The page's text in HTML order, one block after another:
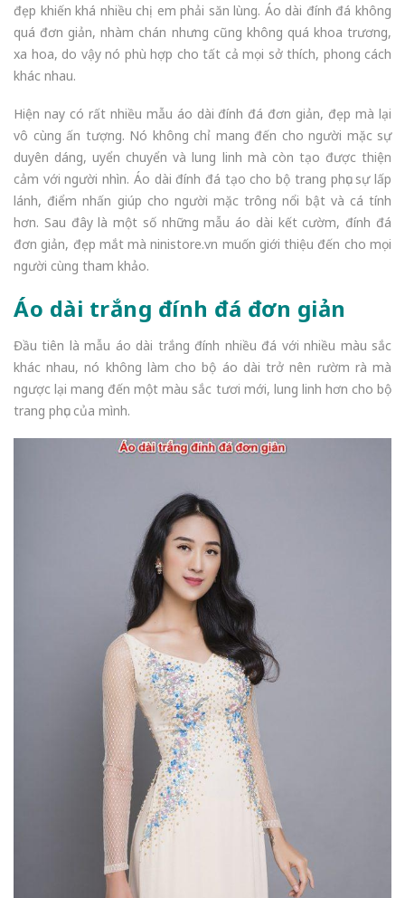
đẹp khiến khá nhiều chị em phải săn lùng. Áo dài đính đá không
quá đơn giản, nhàm chán nhưng cũng không quá khoa trương,
xa hoa, do vậy nó phù hợp cho tất cả mọi sở thích, phong cách
khác nhau.
Hiện nay có rất nhiều mẫu áo dài đính đá đơn giản, đẹp mà lại
vô cùng ấn tượng. Nó không chỉ mang đến cho người mặc sự
duyên dáng, uyển chuyển và lung linh mà còn tạo được thiện
cảm với người nhìn. Áo dài đính đá tạo cho bộ trang phục sự lấp
lánh, điểm nhấn giúp cho người mặc trông nổi bật và cá tính
hơn. Sau đây là một số những mẫu áo dài kết cườm, đính đá
đơn giản, đẹp mắt mà ninistore.vn muốn giới thiệu đến cho mọi
người cùng tham khảo.
Áo dài trắng đính đá đơn giản
Đầu tiên là mẫu áo dài trắng đính nhiều đá với nhiều màu sắc
khác nhau, nó không làm cho bộ áo dài trở nên rườm rà mà
ngược lại mang đến một màu sắc tươi mới, lung linh hơn cho bộ
trang phục của mình.